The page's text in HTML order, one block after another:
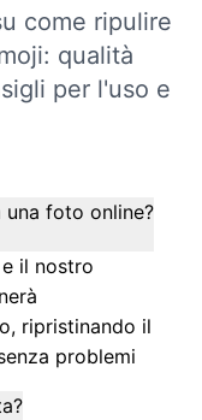
come ripulire
qualità
per l'uso e
una foto online?
il nostro
ripristinando il
problemi